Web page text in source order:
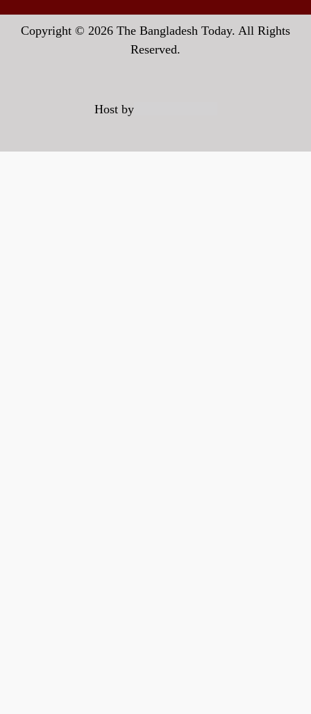
Copyright © 2026 The Bangladesh Today. All Rights
Reserved.
Host by